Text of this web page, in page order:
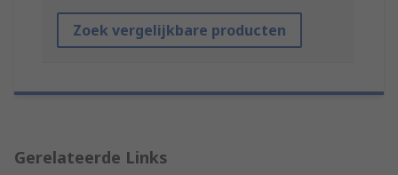
Zoek vergelijkbare producten
Gerelateerde Links